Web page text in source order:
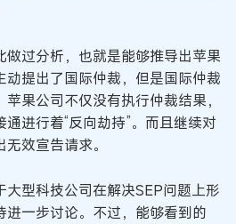
做过分析，也就是能够推导出苹果
动提出了国际仲裁，但是国际仲裁
果公司不仅没有执行仲裁结果，
进行着“反向劫持”。而且继续对
效宣告请求。
型科技公司在解决SEP问题上形
进一步讨论。不过，能够看到的